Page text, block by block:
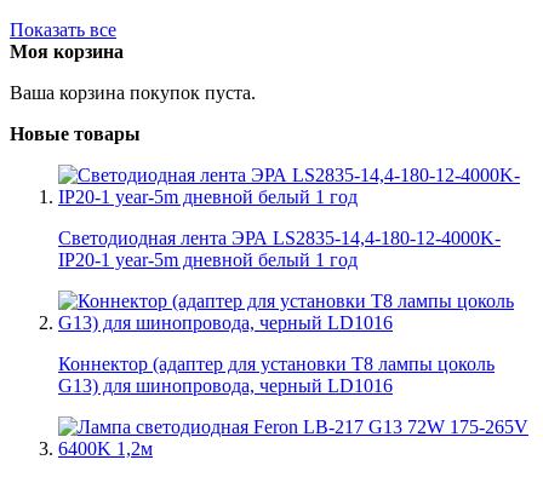
Показать все
Моя корзина
Ваша корзина покупок пуста.
Новые товары
Светодиодная лента ЭРА LS2835-14,4-180-12-4000K-
IP20-1 year-5m дневной белый 1 год
Коннектор (адаптер для установки Т8 лампы цоколь
G13) для шинопровода, черный LD1016